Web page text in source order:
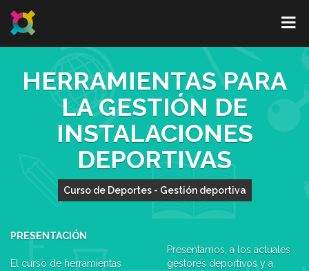
HERRAMIENTAS PARA
LA GESTIÓN DE
INSTALACIONES
DEPORTIVAS
Curso de Deportes - Gestión deportiva
PRESENTACIÓN
El curso de herramientas
Presentamos, a los actuales
gestores deportivos y a